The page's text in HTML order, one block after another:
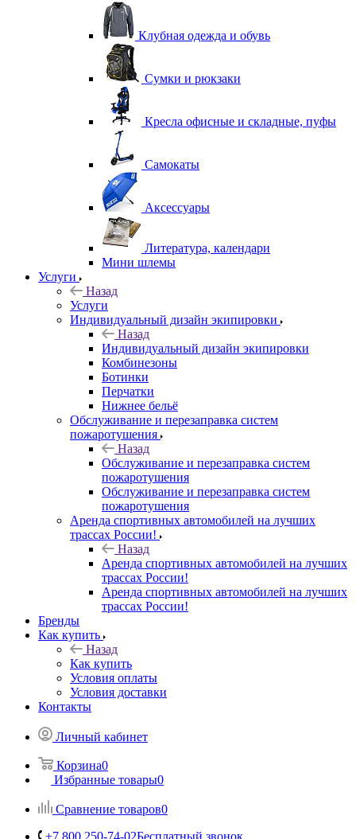
Клубная одежда и обувь
Сумки и рюкзаки
Кресла офисные и складные, пуфы
Самокаты
Аксессуары
Литература, календари
Мини шлемы
Услуги
Назад
Услуги
Индивидуальный дизайн экипировки
Назад
Индивидуальный дизайн экипировки
Комбинезоны
Ботинки
Перчатки
Нижнее бельё
Обслуживание и перезаправка систем
пожаротушения
Назад
Обслуживание и перезаправка систем
пожаротушения
Обслуживание и перезаправка систем
пожаротушения
Аренда спортивных автомобилей на лучших
трассах России!
Назад
Аренда спортивных автомобилей на лучших
трассах России!
Аренда спортивных автомобилей на лучших
трассах России!
Бренды
Как купить
Назад
Как купить
Условия оплаты
Условия доставки
Контакты
Личный кабинет
Корзина0
Избранные товары0
Сравнение товаров0
+7 800 250-74-02Бесплатный звонок